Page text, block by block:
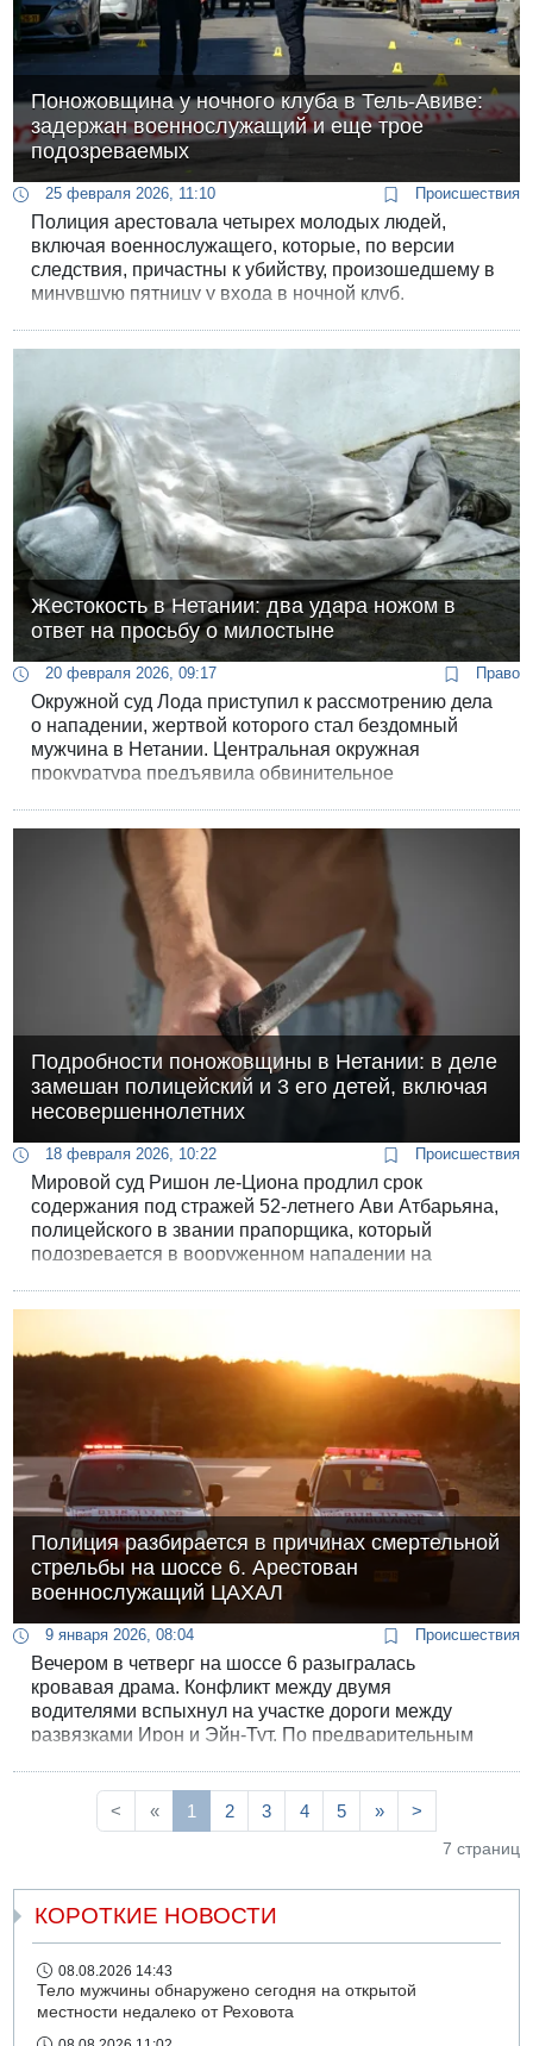
Поножовщина у ночного клуба в Тель-Авиве:
задержан военнослужащий и еще трое
подозреваемых
25 февраля 2026, 11:10 Происшествия
Полиция арестовала четырех молодых людей,
включая военнослужащего, которые, по версии
следствия, причастны к убийству, произошедшему в
минувшую пятницу у входа в ночной клуб.
Жестокость в Нетании: два удара ножом в
ответ на просьбу о милостыне
20 февраля 2026, 09:17 Право
Окружной суд Лода приступил к рассмотрению дела
о нападении, жертвой которого стал бездомный
мужчина в Нетании. Центральная окружная
прокуратура предъявила обвинительное
стоила человеку жизни.
Подробности поножовщины в Нетании: в деле
замешан полицейский и 3 его детей, включая
несовершеннолетних
18 февраля 2026, 10:22 Происшествия
Мировой суд Ришон ле-Циона продлил срок
содержания под стражей 52-летнего Ави Атбарьяна,
полицейского в звании прапорщика, который
подозревается в вооруженном нападении на
Полиция разбирается в причинах смертельной
стрельбы на шоссе 6. Арестован
военнослужащий ЦАХАЛ
9 января 2026, 08:04 Происшествия
Вечером в четверг на шоссе 6 разыгралась
кровавая драма. Конфликт между двумя
водителями вспыхнул на участке дороги между
развязками Ирон и Эйн-Тут. По предварительным
<
« 1 2 3 4 5 » >
7 страниц
КОРОТКИЕ НОВОСТИ
08.08.2026 14:43
Тело мужчины обнаружено сегодня на открытой
местности недалеко от Реховота